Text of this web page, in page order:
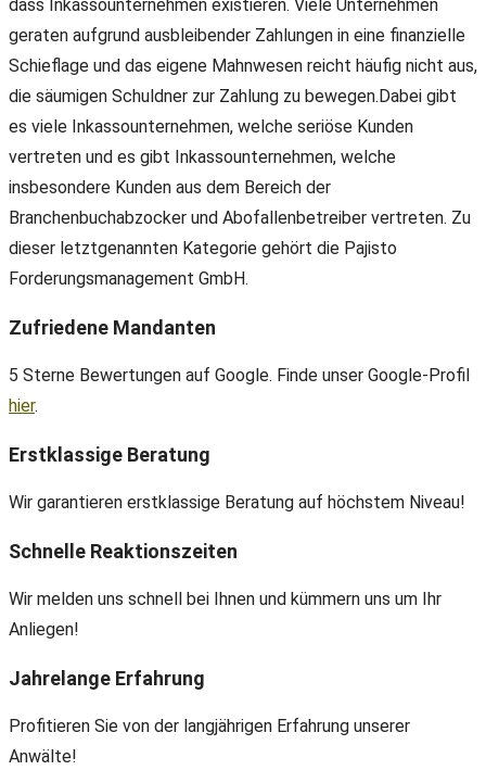
dass Inkassounternehmen existieren. Viele Unternehmen
geraten aufgrund ausbleibender Zahlungen in eine finanzielle
Schieflage und das eigene Mahnwesen reicht häufig nicht aus,
die säumigen Schuldner zur Zahlung zu bewegen.Dabei gibt
es viele Inkassounternehmen, welche seriöse Kunden
vertreten und es gibt Inkassounternehmen, welche
insbesondere Kunden aus dem Bereich der
Branchenbuchabzocker und Abofallenbetreiber vertreten. Zu
dieser letztgenannten Kategorie gehört die Pajisto
Forderungsmanagement GmbH.
Zufriedene Mandanten
5 Sterne Bewertungen auf Google. Finde unser Google-Profil
hier.
Erstklassige Beratung
Wir garantieren erstklassige Beratung auf höchstem Niveau!
Schnelle Reaktionszeiten
Wir melden uns schnell bei Ihnen und kümmern uns um Ihr
Anliegen!
Jahrelange Erfahrung
Profitieren Sie von der langjährigen Erfahrung unserer
Anwälte!